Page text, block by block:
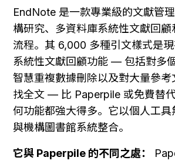
EndNote 是一款專業級的文獻管
構研究、多資料庫系統性文獻回
流程。其 6,000 多種引文樣式是
系統性文獻回顧功能 — 包括對多
智慧重複數據刪除以及對大量參
找全文 — 比 Paperpile 或免費替
何功能都強大得多。它以個人工
與機構圖書館系統整合。
它與 Paperpile 的不同之處：